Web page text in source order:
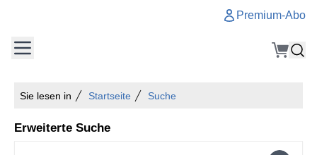
Premium-Abo
Sie lesen in Startseite Suche
Erweiterte Suche